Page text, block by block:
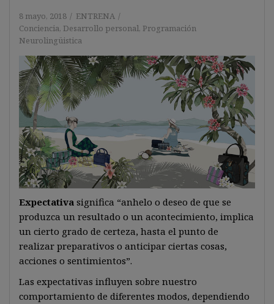
8 mayo, 2018
ENTRENA
Conciencia, Desarrollo personal, Programación
Neurolingüistica
Expectativa significa “anhelo o deseo de que se
produzca un resultado o un acontecimiento, implica
un cierto grado de certeza, hasta el punto de
realizar preparativos o anticipar ciertas cosas,
acciones o sentimientos”.
Las expectativas influyen sobre nuestro
comportamiento de diferentes modos, dependiendo